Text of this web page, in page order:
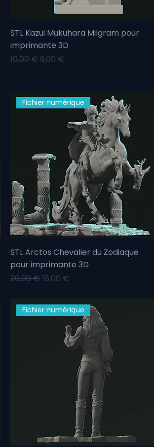
STL Kazui Mukuhara Milgram pour
imprimante 3D
Prix original
10,00 € Prix promotionnel
9,00 €
Fichier numérique
STL Arctos Chevalier du Zodiaque
pour imprimante 3D
Prix original
20,00 €Prix promotionnel
18,00 €
Fichier numérique